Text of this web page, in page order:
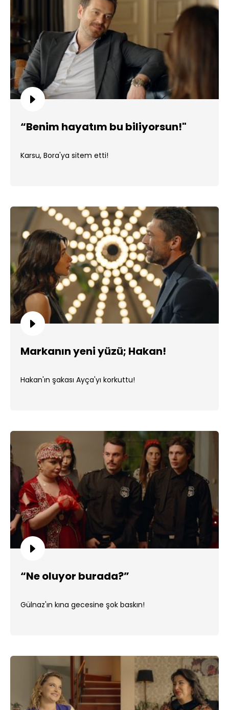
“Benim hayatım bu biliyorsun!"
Karsu, Bora'ya sitem etti!
Markanın yeni yüzü; Hakan!
Hakan'ın şakası Ayça'yı korkuttu!
“Ne oluyor burada?”
Gülnaz'ın kına gecesine şok baskın!